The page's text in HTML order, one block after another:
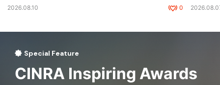
2026.08.10 0
Special Feature
CINRA Inspiring Awards